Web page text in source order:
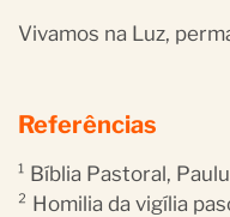
Vivamos na Luz,
Referências
¹ Bíblia Pastoral,
² Homilia da vigília